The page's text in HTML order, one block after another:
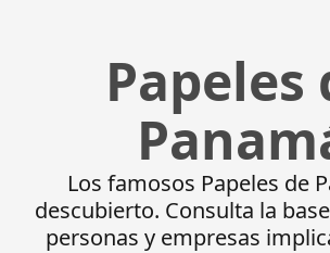
Papeles
Los famosos Papeles de
descubierto. Consulta la
personas y empresas